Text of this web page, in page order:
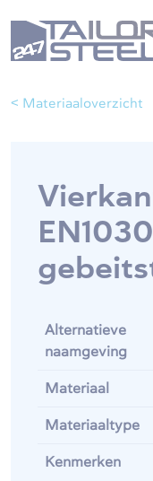
< Materiaaloverzicht
Alternatieve
naamgeving
Materiaal
Materiaaltype
Kenmerken